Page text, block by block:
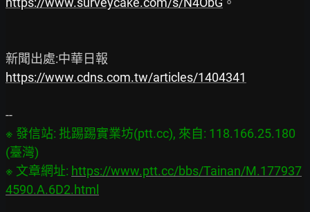
https://www.cdns.com.tw/articles/1404341
※ 發信站: 批踢踢實業坊(ptt.cc), 來自: 118.166.25.180
(臺灣)
※ 文章網址: https://www.ptt.cc/bbs/Tainan/M.177937
4590.A.6D2.html